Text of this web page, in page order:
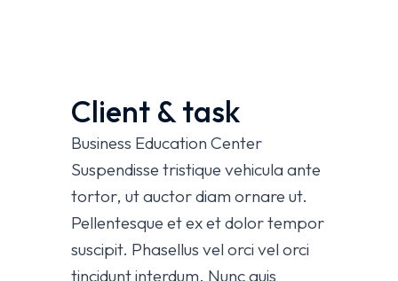
Client & task
Business Education Center
Suspendisse tristique vehicula ante
tortor, ut auctor diam ornare ut.
Pellentesque et ex et dolor tempor
suscipit. Phasellus vel orci vel orci
tincidunt interdum. Nunc quis